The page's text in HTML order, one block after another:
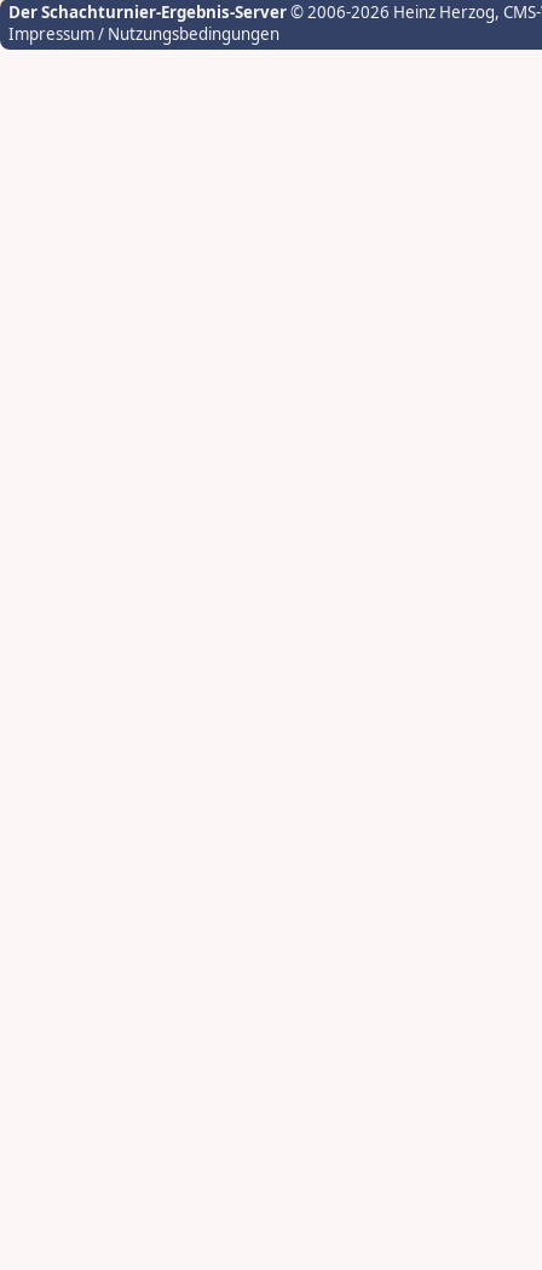
Der Schachturnier-Ergebnis-Server© 2006-2026 Heinz Herzog,
Impressum / Nutzungsbedingungen